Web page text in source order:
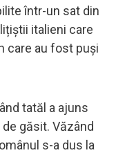
într-un sat din
italieni care
care au fost puși
tatăl a ajuns
găsit. Văzând
s-a dus la